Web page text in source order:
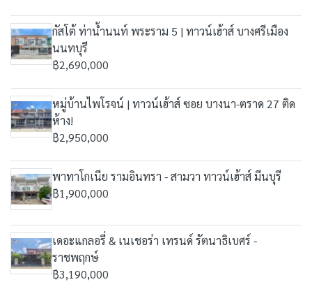
กัสโต้ ท่าน้ำนนท์ พระราม 5 | ทาวน์เฮ้าส์ บางศรีเมือง
นนทบุรี
฿2,690,000
หมู่บ้านไพโรจน์ | ทาวน์เฮ้าส์ ซอย บางนา-ตราด 27 ติด
ห้าง!
฿2,950,000
พาทาโกเนีย รามอินทรา - สามวา ทาวน์เฮ้าส์ มีนบุรี
฿1,900,000
เดอะแกลอรี่ & เนเชอร่า เทรนด์ รัตนาธิเบศร์ -
ราชพฤกษ์
฿3,190,000